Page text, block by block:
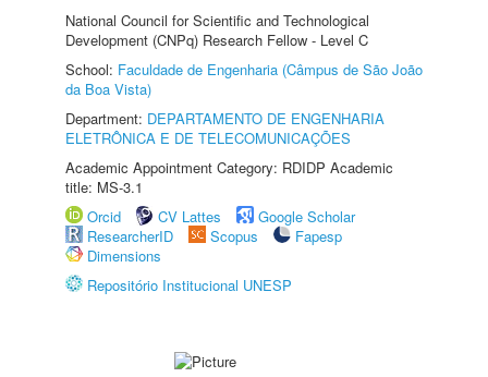
National Council for Scientific and Technological
Development (CNPq) Research Fellow - Level C
School: Faculdade de Engenharia (Câmpus de São João
da Boa Vista)
Department: DEPARTAMENTO DE ENGENHARIA
ELETRÔNICA E DE TELECOMUNICAÇÕES
Academic Appointment Category: RDIDP Academic
title: MS-3.1
Orcid
CV Lattes
Google Scholar
ResearcherID
Scopus
Fapesp
Dimensions
Repositório Institucional UNESP